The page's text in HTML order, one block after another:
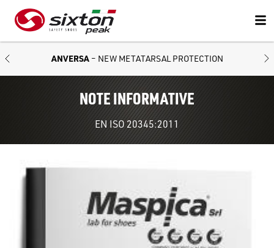
ANVERSA – NEW METATARSAL PROTECTION
NOTE INFORMATIVE
EN ISO 20345:2011